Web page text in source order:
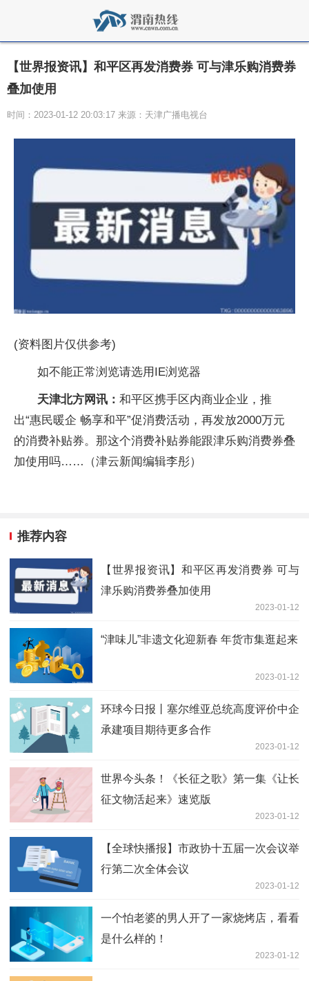
【世界报资讯】和平区再发消费券 可与津乐购消费券
叠加使用
时间：2023-01-12 20:03:17 来源：天津广播电视台
(资料图片仅供参考)
如不能正常浏览请选用IE浏览器
天津北方网讯： 和平区携手区内商业企业，推
出“惠民暖企 畅享和平”促消费活动，再发放2000万元
的消费补贴券。那这个消费补贴券能跟津乐购消费券叠
加使用吗……（津云新闻编辑李彤）
推荐内容
【世界报资讯】和平区再发消费券 可与
津乐购消费券叠加使用
2023-01-12
“津味儿”非遗文化迎新春 年货市集逛起来
2023-01-12
环球今日报丨塞尔维亚总统高度评价中企
承建项目期待更多合作
2023-01-12
世界今头条！《长征之歌》第一集《让长
征文物活起来》速览版
2023-01-12
【全球快播报】市政协十五届一次会议举
行第二次全体会议
2023-01-12
一个怕老婆的男人开了一家烧烤店，看看
是什么样的！
2023-01-12